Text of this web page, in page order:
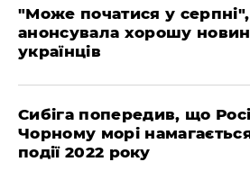
"Може початися у
анонсувала хорошу
українців
Сибіга попередив, що
Чорному морі
події 2022 року